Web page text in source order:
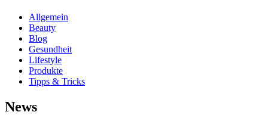
Allgemein
Beauty
Blog
Gesundheit
Lifestyle
Produkte
Tipps & Tricks
News